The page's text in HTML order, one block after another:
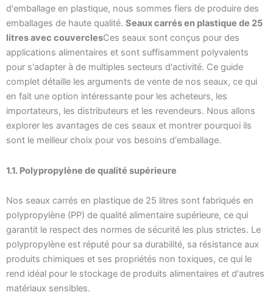
d'emballage en plastique, nous sommes fiers de produire des
emballages de haute qualité. Seaux carrés en plastique de 25
litres avec couverclesCes seaux sont conçus pour des
applications alimentaires et sont suffisamment polyvalents
pour s'adapter à de multiples secteurs d'activité. Ce guide
complet détaille les arguments de vente de nos seaux, ce qui
en fait une option intéressante pour les acheteurs, les
importateurs, les distributeurs et les revendeurs. Nous allons
explorer les avantages de ces seaux et montrer pourquoi ils
sont le meilleur choix pour vos besoins d'emballage.
1.1. Polypropylène de qualité supérieure
Nos seaux carrés en plastique de 25 litres sont fabriqués en
polypropylène (PP) de qualité alimentaire supérieure, ce qui
garantit le respect des normes de sécurité les plus strictes. Le
polypropylène est réputé pour sa durabilité, sa résistance aux
produits chimiques et ses propriétés non toxiques, ce qui le
rend idéal pour le stockage de produits alimentaires et d'autres
matériaux sensibles.